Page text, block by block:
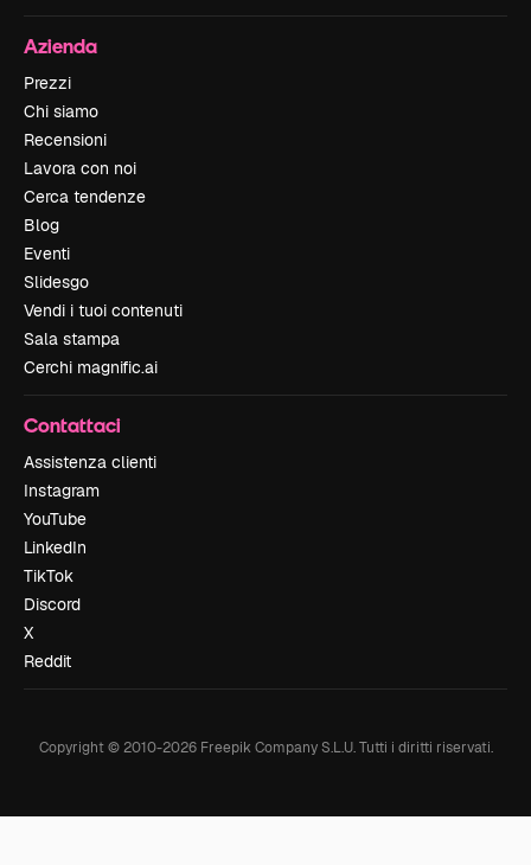
Azienda
Prezzi
Chi siamo
Recensioni
Lavora con noi
Cerca tendenze
Blog
Eventi
Slidesgo
Vendi i tuoi contenuti
Sala stampa
Cerchi magnific.ai
Contattaci
Assistenza clienti
Instagram
YouTube
LinkedIn
TikTok
Discord
X
Reddit
Copyright © 2010-2026Freepik Company S.L.U. Tutti i diritti riservati.